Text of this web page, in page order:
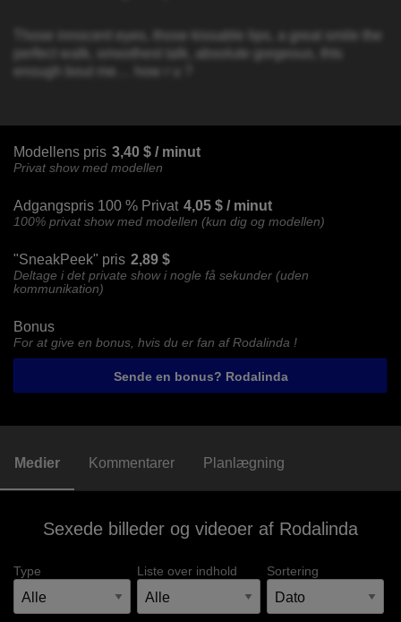
perfect walk, smoothest talk, absolute gorgeous, thts
enough bout me… how r u ?
Modellens pris 3,40 $ / minut
Privat show med modellen
Adgangspris 100 % Privat 4,05 $ / minut
100% privat show med modellen (kun dig og modellen)
"SneakPeek" pris 2,89 $
Deltage i det private show i nogle få sekunder (uden
kommunikation)
Bonus
For at give en bonus, hvis du er fan af Rodalinda !
Sende en bonus? Rodalinda
Medier Kommentarer Planlægning
Sexede billeder og videoer af Rodalinda
Type Liste over indhold Sortering